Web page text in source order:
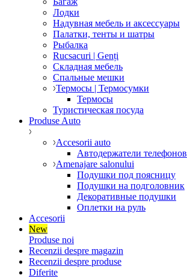
Лодки
Надувная мебель и аксессуары
Палатки, тенты и шатры
Рыбалка
Rucsacuri | Genți
Складная мебель
Спальные мешки
Термосы | Термосумки
Термосы
Туристическая посуда
Produse Auto
Accesorii auto
Автодержатели телефонов
Amenajare salonului
Подушки под поясницу
Подушки на подголовник
Декоративные подушки
Оплетки на руль
Accesorii
New
Produse noi
Recenzii despre magazin
Recenzii despre produse
Diferite